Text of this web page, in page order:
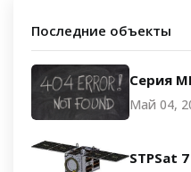
Последние объекты
Серия
Май 04,
STPSat 7